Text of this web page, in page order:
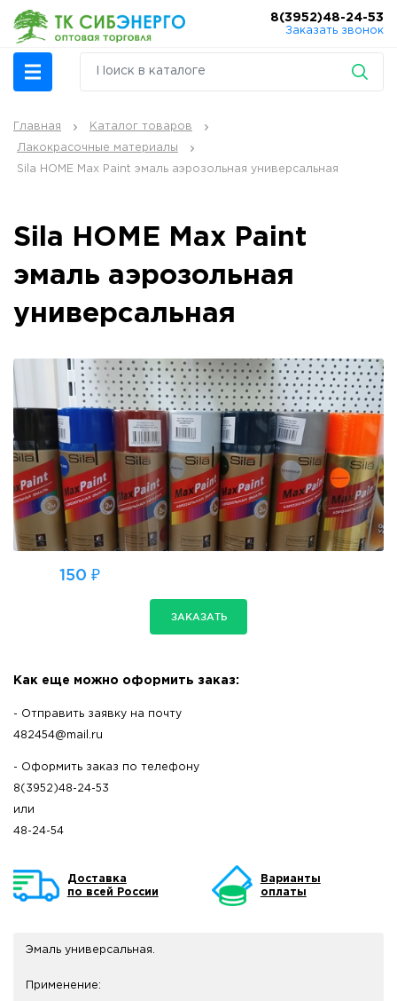
8(3952)48-24-53
Заказать звонок
Главная Каталог товаров
Лакокрасочные материалы
Sila HOME Max Paint эмаль аэрозольная универсальная
Sila HOME Max Paint
эмаль аэрозольная
универсальная
150 ₽
ЗАКАЗАТЬ
Как еще можно оформить заказ:
- Отправить заявку на почту
482454@mail.ru
- Оформить заказ по телефону
8(3952)48-24-53
или
48-24-54
Доставка
по всей России
Варианты
оплаты
Эмаль универсальная.
Применение: